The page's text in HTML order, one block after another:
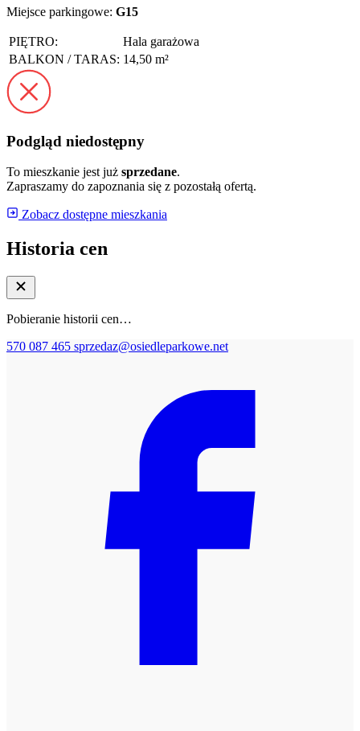
Miejsce parkingowe: G15
PIĘTRO:
Hala garażowa
BALKON / TARAS: 14,50 m²
Podgląd niedostępny
To mieszkanie jest już sprzedane.
Zapraszamy do zapoznania się z pozostałą ofertą.
Zobacz dostępne mieszkania
Historia cen
Pobieranie historii cen…
570 087 465 sprzedaz@osiedleparkowe.net